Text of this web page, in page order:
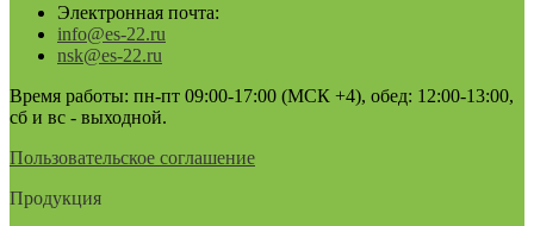
Электронная почта:
info@es-22.ru
nsk@es-22.ru
Время работы: пн-пт 09:00-17:00 (МСК +4), обед: 12:00-13:00,
сб и вс - выходной.
Пользовательское соглашение
Продукция